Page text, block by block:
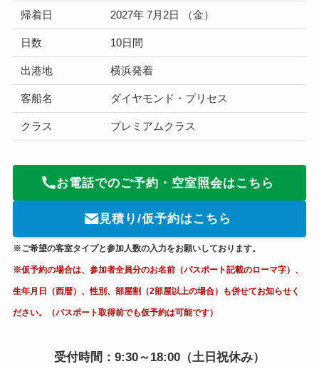
帰着日 2027年 7月2日 （金）
日数 10日間
出港地 横浜発着
客船名 ダイヤモンド・プリセス
クラス プレミアムクラス
お電話でのご予約・空室照会はこちら
見積り/仮予約はこちら
※ご希望の客室タイプと参加人数の入力をお願いしております。
※仮予約の場合は、参加者全員分のお名前（パスポート記載のローマ字）、
生年月日（西暦）、性別、部屋割（2部屋以上の場合）も併せてお知らせく
ださい。（パスポート取得前でも仮予約は可能です）
受付時間：9:30～18:00（土日祝休み）